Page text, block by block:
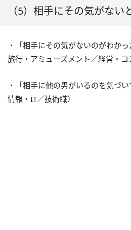
（5）相手にその気がない
・「相手にその気がないのがわか
旅行・アミューズメント／経営・コ
・「相手に他の男がいるのを気づ
情報・IT／技術職）